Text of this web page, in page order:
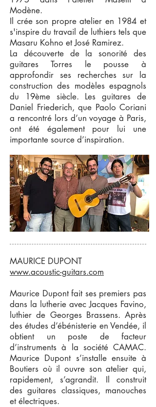
Modène.
Il crée son propre atelier en 1984 et
s'inspire du travail de luthiers tels que
Masaru Kohno et José Ramirez.
La découverte de la sonorité des
guitares Torres le pousse à
approfondir ses recherches sur la
construction des modèles espagnols
du 19ème siècle. Les guitares de
Daniel Friederich, que Paolo Coriani
a rencontré lors d’un voyage à Paris,
ont été également pour lui une
importante source d’inspiration.
MAURICE DUPONT
www.acoustic-guitars.com
Maurice Dupont fait ses premiers pas
dans la lutherie avec Jacques Favino,
luthier de Georges Brassens. Après
des études d’ébénisterie en Vendée, il
obtient un poste de facteur
d’instruments à la société CAMAC.
Maurice Dupont s’installe ensuite à
Boutiers où il ouvre son atelier qui,
rapidement, s’agrandit. Il construit
des guitares classiques, manouches
et électriques.